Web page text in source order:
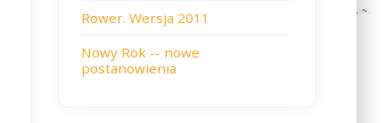
Rower. Wersja 2011
Nowy Rok -- nowe
postanowienia